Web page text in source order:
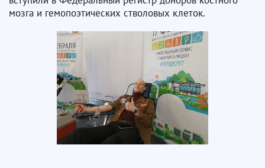
мозга и гемопоэтических стволовых клеток.